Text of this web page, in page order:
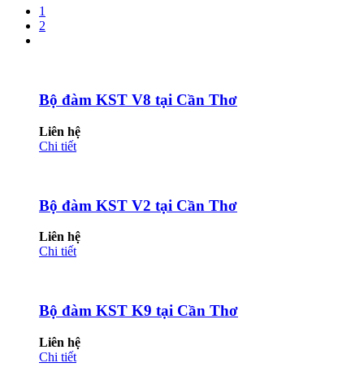
1
2
Bộ đàm KST V8 tại Cần Thơ
Liên hệ
Chi tiết
Bộ đàm KST V2 tại Cần Thơ
Liên hệ
Chi tiết
Bộ đàm KST K9 tại Cần Thơ
Liên hệ
Chi tiết